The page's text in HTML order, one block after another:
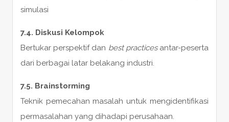
simulasi
7.4. Diskusi Kelompok
Bertukar perspektif dan best practicesantar-peserta
dari berbagai latar belakang industri.
7.5. Brainstorming
Teknik pemecahan masalah untuk mengidentifikasi
permasalahan yang dihadapi perusahaan.